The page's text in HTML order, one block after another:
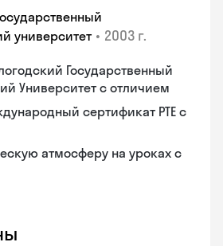
университет • 2003 г.
Государственный
Университет с отличием
сертификат PTE с
атмосферу на уроках с